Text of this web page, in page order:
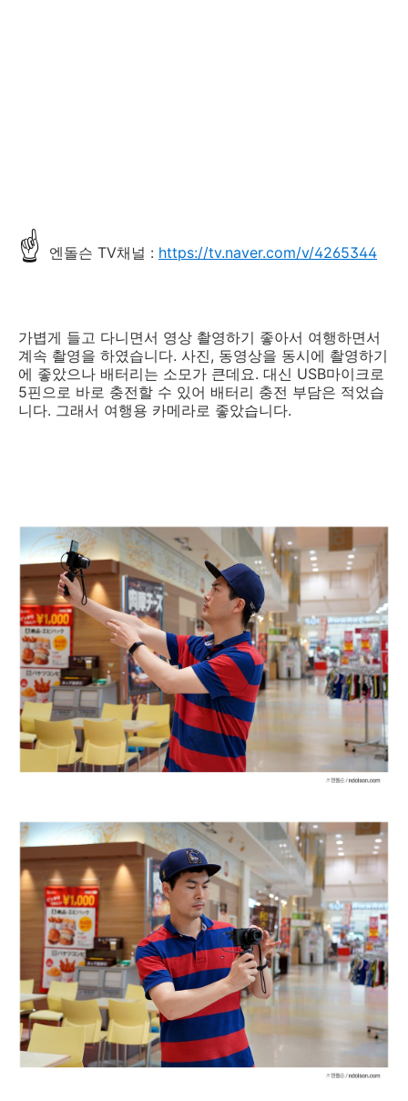
☝ 엔돌슨 TV채널 : https://tv.naver.com/v/4265344
가볍게 들고 다니면서 영상 촬영하기 좋아서 여행하면서
계속 촬영을 하였습니다. 사진, 동영상을 동시에 촬영하기
에 좋았으나 배터리는 소모가 큰데요. 대신 USB마이크로
5핀으로 바로 충전할 수 있어 배터리 충전 부담은 적었습
니다. 그래서 여행용 카메라로 좋았습니다.